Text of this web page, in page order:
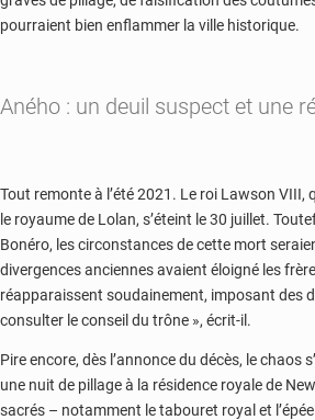
pourraient bien enflammer la ville historique.
Aného : un deuil suspect et une
Tout remonte à l’été 2021. Le roi Lawson VIII,
le royaume de Lolan, s’éteint le 30 juillet.
Bonéro, les circonstances de cette mort
divergences anciennes avaient éloigné les
réapparaissent soudainement, imposant des
consulter le conseil du trône », écrit-il.
Pire encore, dès l’annonce du décès, le chaos
une nuit de pillage à la résidence royale de
sacrés – notamment le tabouret royal et